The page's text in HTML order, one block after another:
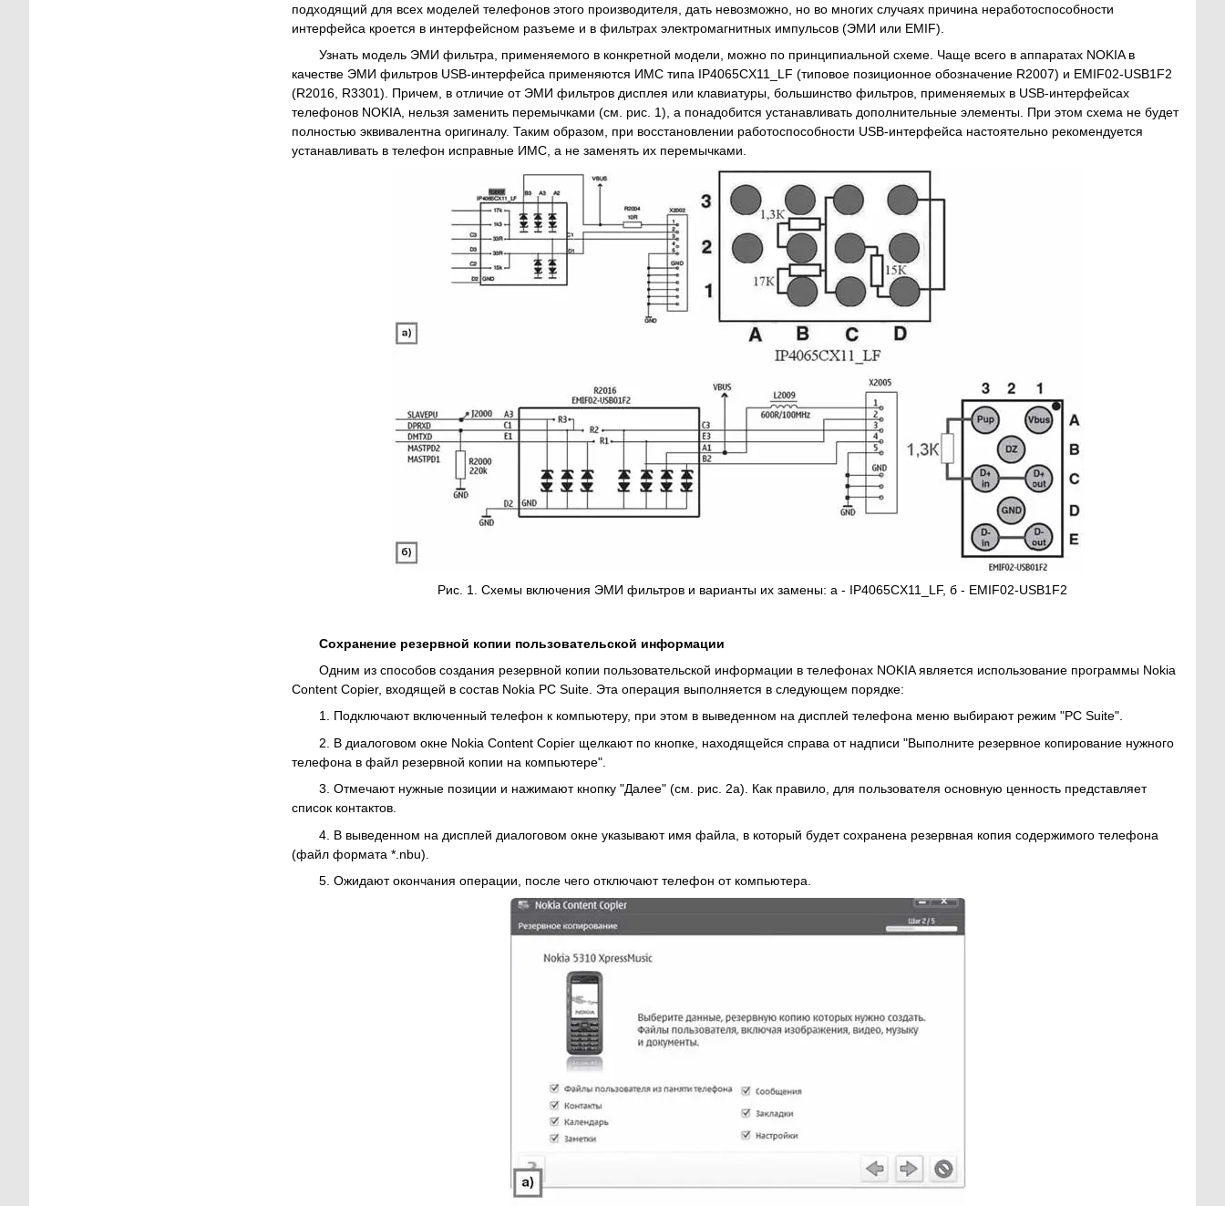
подходящий для всех моделей телефонов этого производителя, дать невозможно, но во многих случаях причина неработоспособности
интерфейса кроется в интерфейсном разъеме и в фильтрах электромагнитных импульсов (ЭМИ или EMIF).
Узнать модель ЭМИ фильтра, применяемого в конкретной модели, можно по принципиальной схеме. Чаще всего в аппаратах NOKIA в
качестве ЭМИ фильтров USB-интерфейса применяются ИМС типа IP4065CX11_LF (типовое позиционное обозначение R2007) и EMIF02-USB1F2
(R2016, R3301). Причем, в отличие от ЭМИ фильтров дисплея или клавиатуры, большинство фильтров, применяемых в USB-интерфейсах
телефонов NOKIA, нельзя заменить перемычками (см. рис. 1), а понадобится устанавливать дополнительные элементы. При этом схема не будет
полностью эквивалентна оригиналу. Таким образом, при восстановлении работоспособности USB-интерфейса настоятельно рекомендуется
устанавливать в телефон исправные ИМС, а не заменять их перемычками.
Рис. 1. Схемы включения ЭМИ фильтров и варианты их замены: а - IP4065CX11_LF, б - EMIF02-USB1F2
Сохранение резервной копии пользовательской информации
Одним из способов создания резервной копии пользовательской информации в телефонах NOKIA является использование программы Nokia
Content Copier, входящей в состав Nokia PC Suite. Эта операция выполняется в следующем порядке:
1. Подключают включенный телефон к компьютеру, при этом в выведенном на дисплей телефона меню выбирают режим "PC Suite".
2. В диалоговом окне Nokia Content Copier щелкают по кнопке, находящейся справа от надписи "Выполните резервное копирование нужного
телефона в файл резервной копии на компьютере".
3. Отмечают нужные позиции и нажимают кнопку "Далее" (см. рис. 2а). Как правило, для пользователя основную ценность представляет
список контактов.
4. В выведенном на дисплей диалоговом окне указывают имя файла, в который будет сохранена резервная копия содержимого телефона
(файл формата *.nbu).
5. Ожидают окончания операции, после чего отключают телефон от компьютера.